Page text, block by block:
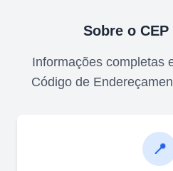
Sobre o CEP
Informações completas
Código de
📍